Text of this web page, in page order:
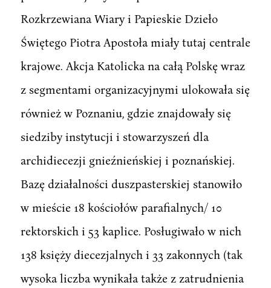
Rozkrzewiana Wiary i Papieskie Dzieło
Świętego Piotra Apostoła miały tutaj centrale
krajowe. Akcja Katolicka na całą Polskę wraz
z segmentami organizacyjnymi ulokowała się
również w Poznaniu, gdzie znajdowały się
siedziby instytucji i stowarzyszeń dla
archidiecezji gnieźnieńskiej i poznańskiej.
Bazę działalności duszpasterskiej stanowiło
w mieście 18 kościołów parafialnych/ 10
rektorskich i 53 kaplice. Posługiwało w nich
138 księży diecezjalnych i 33 zakonnych (tak
wysoka liczba wynikała także z zatrudnienia